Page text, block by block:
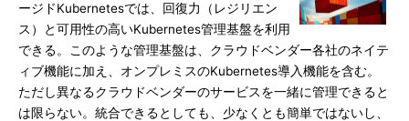
ージドKubernetesでは、回復力（レジリエン
ス）と可用性の高いKubernetes管理基盤を利用
できる。このような管理基盤は、クラウドベンダー各社のネイテ
ィブ機能に加え、オンプレミスのKubernetes導入機能を含む。
ただし異なるクラウドベンダーのサービスを一緒に管理できると
は限らない。統合できるとしても、少なくとも簡単ではないし、